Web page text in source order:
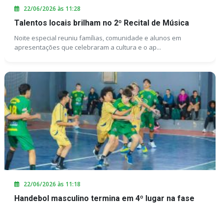
22/06/2026 às 11:28
Talentos locais brilham no 2º Recital de Música
Noite especial reuniu famílias, comunidade e alunos em
apresentações que celebraram a cultura e o ap...
22/06/2026 às 11:18
Handebol masculino termina em 4º lugar na fase